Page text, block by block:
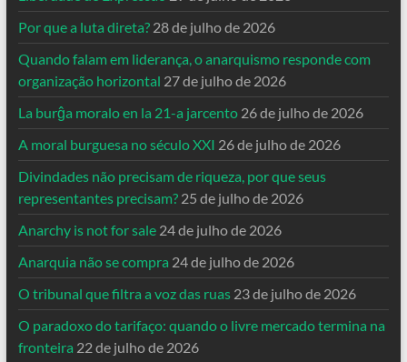
Por que a luta direta? 28 de julho de 2026
Quando falam em liderança, o anarquismo responde com
organização horizontal 27 de julho de 2026
La burĝa moralo en la 21-a jarcento 26 de julho de 2026
A moral burguesa no século XXI 26 de julho de 2026
Divindades não precisam de riqueza, por que seus
representantes precisam? 25 de julho de 2026
Anarchy is not for sale 24 de julho de 2026
Anarquia não se compra 24 de julho de 2026
O tribunal que filtra a voz das ruas 23 de julho de 2026
O paradoxo do tarifaço: quando o livre mercado termina na
fronteira 22 de julho de 2026